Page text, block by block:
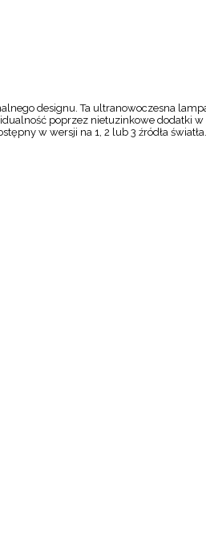
designu. Ta ultranowoczesna
poprzez nietuzinkowe dodatki
w wersji na 1, 2 lub 3 źródła